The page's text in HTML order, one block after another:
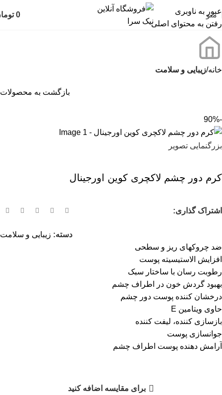
عبور به ناوبری
رفتن به محتوای اصلی
منو 0
خانه زیبایی و سلامت
بازگشت به محصولات
-90%
بزرگنمایی تصویر
کرم دور چشم لاکچری کوین اورجینال
اشتراک گذاری:
دسته: زیبایی و سلامت
ضد چروکهای ریز و سطحی
افزایش الاستیسیته پوست
رطوبت رسان با ساختار سبک
بهبود گردش خون در اطراف چشم
درخشان کننده پوست دور چشم
حاوی ویتامین E
بازسازی کننده، لیفت کننده
جوانسازی پوست
آرامش دهنده پوست اطراف چشم
برای مقایسه اضافه کنید